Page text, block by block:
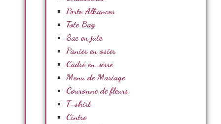
Porte Alliances
Tote Bag
Sac en jute
Panier en osier
Cadre en verre
Menu de Mariage
Couronne de fleurs
T-shirt
Cintre